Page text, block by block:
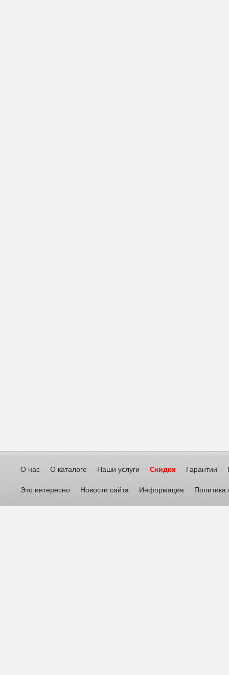
О нас О каталоге Наши услуги Скидки Гарантии
Это интересно Новости сайта Информация Политика